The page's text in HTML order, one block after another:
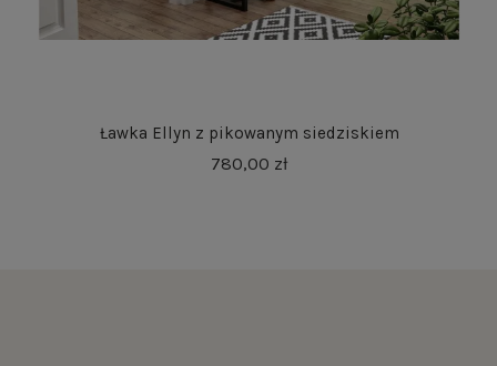
Ławka Ellyn z pikowanym siedziskiem
780,00 zł